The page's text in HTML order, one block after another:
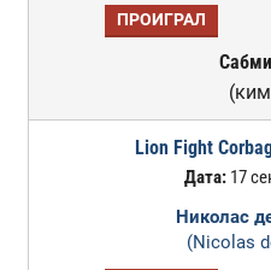
ПРОИГРАЛ
Lion Fight
Дата:17
Николас
(Nicolas